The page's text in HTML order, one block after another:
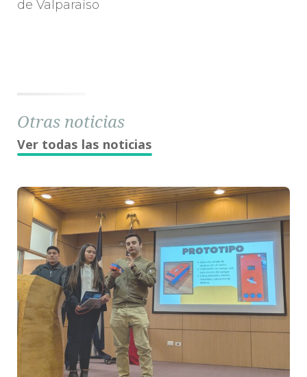
de Valparaíso
Otras noticias
Ver todas las noticias